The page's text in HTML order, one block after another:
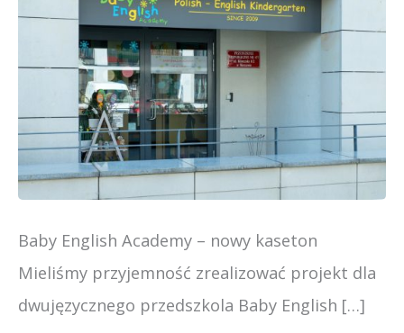
Baby English Academy – nowy kaseton
Mieliśmy przyjemność zrealizować projekt dla
dwujęzycznego przedszkola Baby English […]